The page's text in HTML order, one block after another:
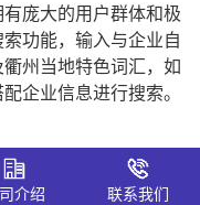
庞大的用户群体和极
功能，输入与企业自
州当地特色词汇，如
企业信息进行搜索。
网站，以及衢州本地
介绍 联系我们